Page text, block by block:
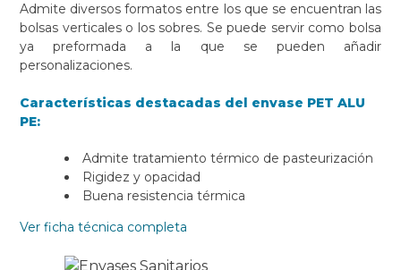
Admite diversos formatos entre los que se encuentran las
bolsas verticales o los sobres. Se puede servir como bolsa
ya preformada a la que se pueden añadir
personalizaciones.
Características destacadas del envase PET ALU
PE:
Admite tratamiento térmico de pasteurización
Rigidez y opacidad
Buena resistencia térmica
Ver ficha técnica completa